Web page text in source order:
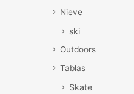
Nieve
ski
Outdoors
Tablas
Skate